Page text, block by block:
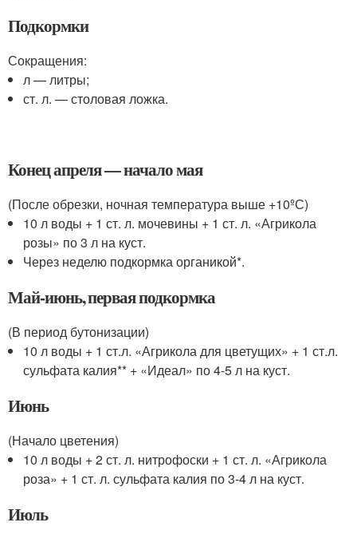
Подкормки
Сокращения:
л — литры;
ст. л. — столовая ложка.
Конец апреля — начало мая
(После обрезки, ночная температура выше +10ºС)
10 л воды + 1 ст. л. мочевины + 1 ст. л. «Агрикола
розы» по 3 л на куст.
Через неделю подкормка органикой*.
Май-июнь, первая подкормка
(В период бутонизации)
10 л воды + 1 ст.л. «Агрикола для цветущих» + 1 ст.л.
сульфата калия** + «Идеал» по 4-5 л на куст.
Июнь
(Начало цветения)
10 л воды + 2 ст. л. нитрофоски + 1 ст. л. «Агрикола
роза» + 1 ст. л. сульфата калия по 3-4 л на куст.
Июль